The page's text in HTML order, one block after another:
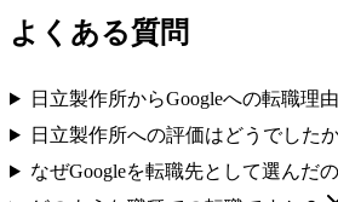
よくある質問
日立製作所からGoogleへの転職理
日立製作所への評価はどうでした
なぜGoogleを転職先として選んだ